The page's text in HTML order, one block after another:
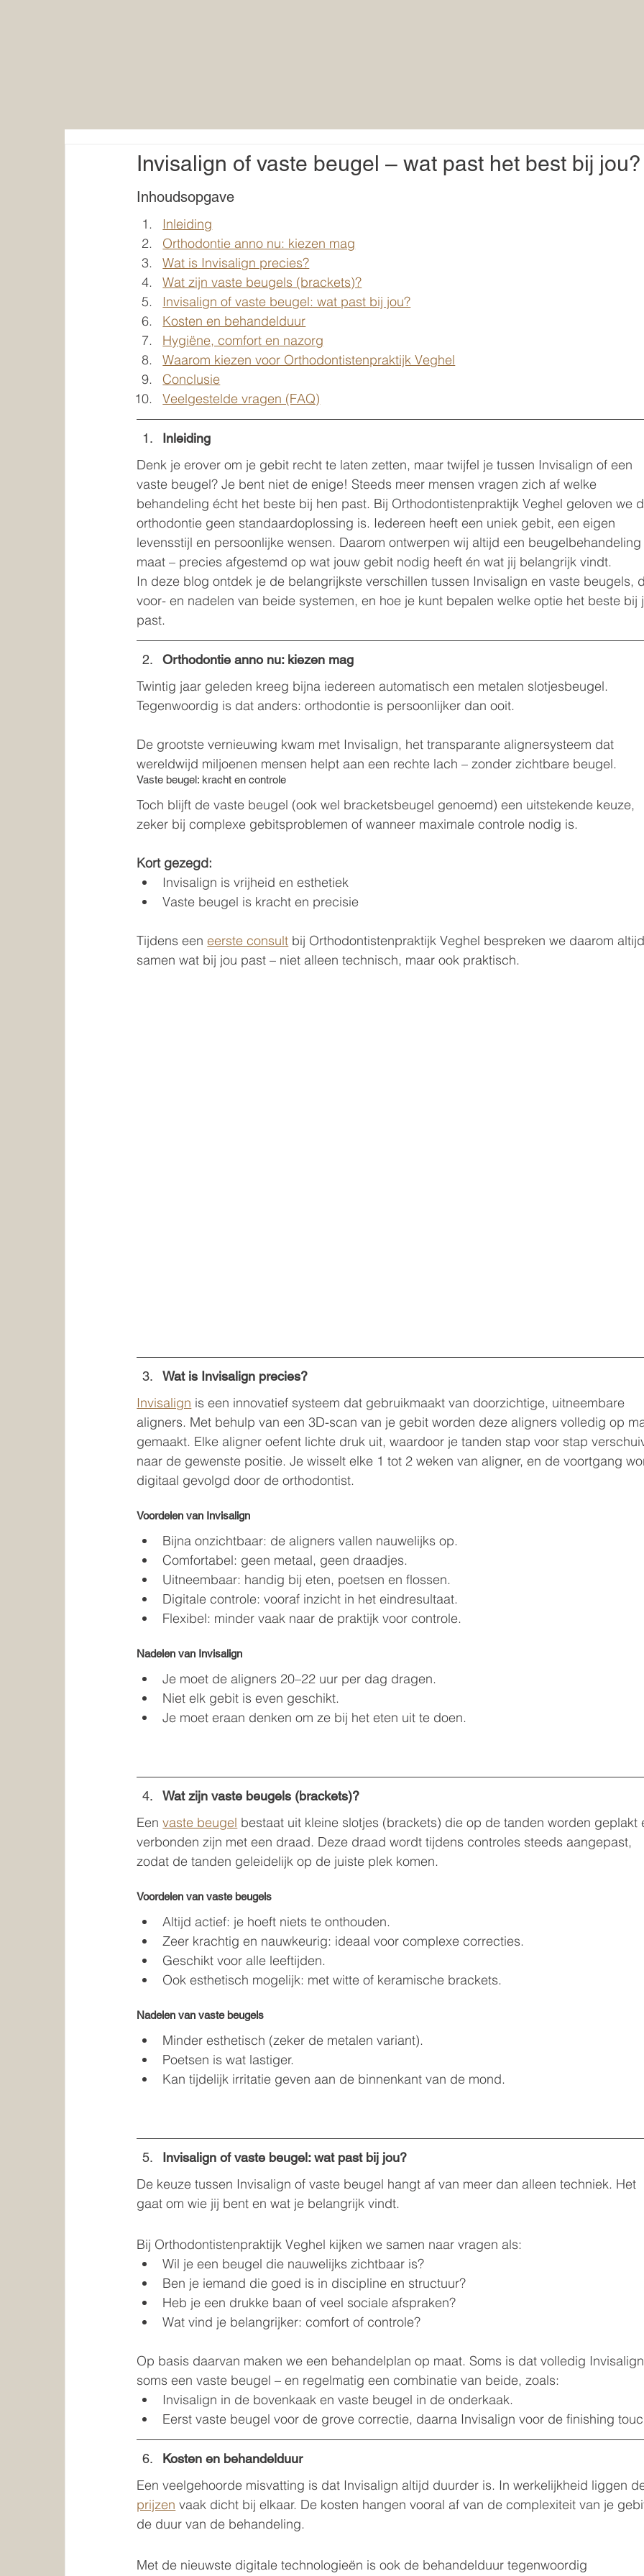
Invisalign of vaste beugel – wat past het best bij jou?
Inhoudsopgave
Inleiding
Orthodontie anno nu: kiezen mag
Wat is Invisalign precies?
Wat zijn vaste beugels (brackets)?
Invisalign of vaste beugel: wat past bij jou?
Kosten en behandelduur
Hygiëne, comfort en nazorg
Waarom kiezen voor Orthodontistenpraktijk Veghel
Conclusie
Veelgestelde vragen (FAQ)
Inleiding
Denk je erover om je gebit recht te laten zetten, maar twijfel je tussen Invisalign of een
vaste beugel? Je bent niet de enige! Steeds meer mensen vragen zich af welke
behandeling écht het beste bij hen past. Bij Orthodontistenpraktijk Veghel geloven we
orthodontie geen standaardoplossing is. Iedereen heeft een uniek gebit, een eigen
levensstijl en persoonlijke wensen. Daarom ontwerpen wij altijd een
maat – precies afgestemd op wat jouw gebit nodig heeft én wat jij belangrijk vindt.
In deze blog ontdek je de belangrijkste verschillen tussen Invisalign en vaste beugels,
voor- en nadelen van beide systemen, en hoe je kunt bepalen welke optie het beste
past.
Orthodontie anno nu: kiezen mag
Twintig jaar geleden kreeg bijna iedereen automatisch een metalen slotjesbeugel.
Tegenwoordig is dat anders: orthodontie is persoonlijker dan ooit.
De grootste vernieuwing kwam met Invisalign, het transparante alignersysteem dat
wereldwijd miljoenen mensen helpt aan een rechte lach – zonder zichtbare beugel.
Vaste beugel: kracht en controle
Toch blijft de vaste beugel (ook wel bracketsbeugel genoemd) een uitstekende keuze,
zeker bij complexe gebitsproblemen of wanneer maximale controle nodig is.
Kort gezegd:
Invisalign is vrijheid en esthetiek
Vaste beugel is kracht en precisie
Tijdens een eerste consult bij Orthodontistenpraktijk Veghel bespreken we daarom
samen wat bij jou past – niet alleen technisch, maar ook praktisch.
Wat is Invisalign precies?
Invisalign is een innovatief systeem dat gebruikmaakt van doorzichtige, uitneembare
aligners. Met behulp van een 3D-scan van je gebit worden deze aligners volledig op
gemaakt. Elke aligner oefent lichte druk uit, waardoor je tanden stap voor stap
naar de gewenste positie. Je wisselt elke 1 tot 2 weken van aligner, en de voortgang
digitaal gevolgd door de orthodontist.
Voordelen van Invisalign
Bijna onzichtbaar: de aligners vallen nauwelijks op.
Comfortabel: geen metaal, geen draadjes.
Uitneembaar: handig bij eten, poetsen en flossen.
Digitale controle: vooraf inzicht in het eindresultaat.
Flexibel: minder vaak naar de praktijk voor controle.
Nadelen van Invisalign
Je moet de aligners 20–22 uur per dag dragen.
Niet elk gebit is even geschikt.
Je moet eraan denken om ze bij het eten uit te doen.
Wat zijn vaste beugels (brackets)?
Een vaste beugel bestaat uit kleine slotjes (brackets) die op de tanden worden geplakt
verbonden zijn met een draad. Deze draad wordt tijdens controles steeds aangepast,
zodat de tanden geleidelijk op de juiste plek komen.
Voordelen van vaste beugels
Altijd actief: je hoeft niets te onthouden.
Zeer krachtig en nauwkeurig: ideaal voor complexe correcties.
Geschikt voor alle leeftijden.
Ook esthetisch mogelijk: met witte of keramische brackets.
Nadelen van vaste beugels
Minder esthetisch (zeker de metalen variant).
Poetsen is wat lastiger.
Kan tijdelijk irritatie geven aan de binnenkant van de mond.
Invisalign of vaste beugel: wat past bij jou?
De keuze tussen Invisalign of vaste beugel hangt af van meer dan alleen techniek. Het
gaat om wie jij bent en wat je belangrijk vindt.
Bij Orthodontistenpraktijk Veghel kijken we samen naar vragen als:
Wil je een beugel die nauwelijks zichtbaar is?
Ben je iemand die goed is in discipline en structuur?
Heb je een drukke baan of veel sociale afspraken?
Wat vind je belangrijker: comfort of controle?
Op basis daarvan maken we een behandelplan op maat. Soms is dat volledig
soms een vaste beugel – en regelmatig een combinatie van beide, zoals:
Invisalign in de bovenkaak en vaste beugel in de onderkaak.
Eerst vaste beugel voor de grove correctie, daarna Invisalign voor de finishing
Kosten en behandelduur
Een veelgehoorde misvatting is dat Invisalign altijd duurder is. In werkelijkheid liggen
prijzen vaak dicht bij elkaar. De kosten hangen vooral af van de complexiteit van je
de duur van de behandeling.
Met de nieuwste digitale technologieën is ook de behandelduur tegenwoordig